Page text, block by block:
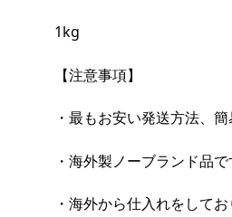
1kg
【注意事項】
・最もお安い発送方法、簡
・海外製ノーブランド品で
・海外から仕入れをして